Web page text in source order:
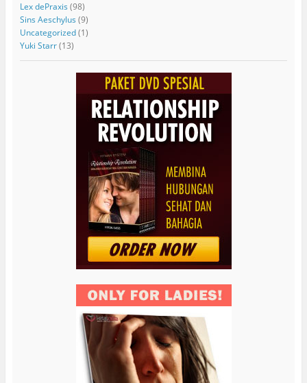
Lex dePraxis (98)
Sins Aeschylus (9)
Uncategorized(1)
Yuki Starr(13)